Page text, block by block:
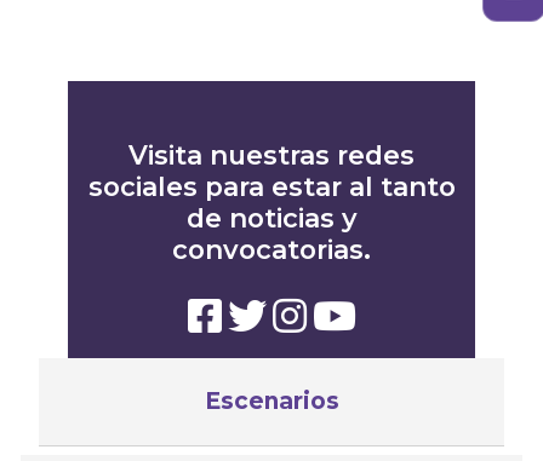
Escenarios
Visita nuestras redes
sociales para estar al tanto
de noticias y
convocatorias.